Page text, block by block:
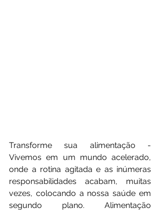
Transforme sua alimentação -
Vivemos em um mundo acelerado,
onde a rotina agitada e as inúmeras
responsabilidades acabam, muitas
vezes, colocando a nossa saúde em
segundo plano. Alimentação